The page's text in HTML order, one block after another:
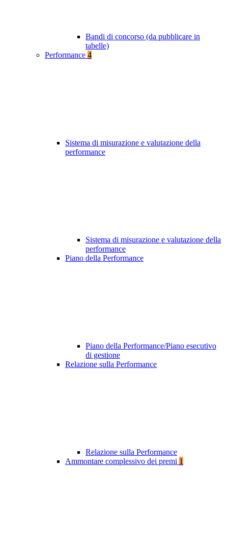
Bandi di concorso (da pubblicare in
tabelle)
Performance 4
Sistema di misurazione e valutazione della
performance
Sistema di misurazione e valutazione della
performance
Piano della Performance
Piano della Performance/Piano esecutivo
di gestione
Relazione sulla Performance
Relazione sulla Performance
Ammontare complessivo dei premi 1